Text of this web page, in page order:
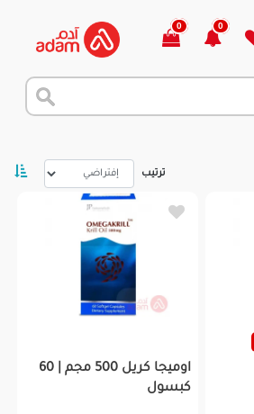
0
0
ترتيب
اوميجا كريل 500 مجم | 60
كبسول